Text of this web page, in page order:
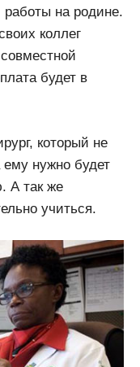
на родине.
коллег
будет в
который не
нужно будет
А так же
учиться.